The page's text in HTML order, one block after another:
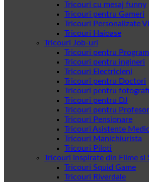
Tricouri cu mesaj funny
Tricouri pentru Gameri
Tricouri Personalizate
Tricouri Haioase
Tricouri Job-uri
Tricouri pentru
Tricouri pentru ingineri
Tricouri Electricieni
Tricouri pentru Doctori
Tricouri pentru fotografi
Tricouri pentru DJ
Tricouri pentru
Tricouri Pensionare
Tricouri Asistente
Tricouri Manichiurista
Tricouri Piloti
Tricouri inspirate din Filme si
Tricouri Squid Game
Tricouri Riverdale